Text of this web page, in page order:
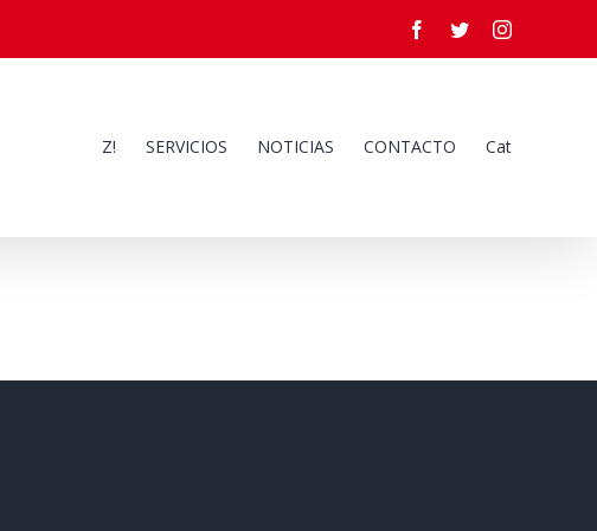
Facebook
TwitterInstagram
Z! SERVICIOS NOTICIAS CONTACTO Cat